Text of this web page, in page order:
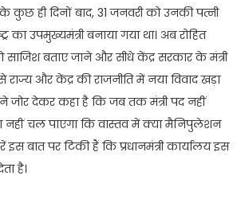
ही दिनों बाद, 31 जनवरी को उनकी पत्नी
का उपमुख्यमंत्री बनाया गया था। अब रोहित
साजिश बताए जाने और सीधे केंद्र सरकार के मंत्री
राज्य और केंद्र की राजनीति में नया विवाद खड़ा
ने जोर देकर कहा है कि जब तक मंत्री पद नहीं
चल पाएगा कि वास्तव में क्या मैनिपुलेशन
बात पर टिकी हैं कि प्रधानमंत्री कार्यालय इस
है।